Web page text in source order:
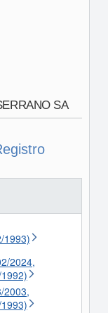
SA
1993)
2024,
2003,